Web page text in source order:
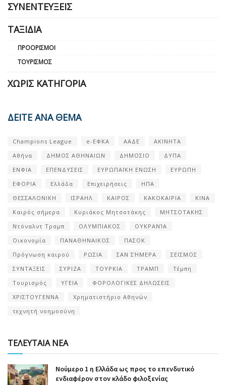
ΣΥΝΕΝΤΕΎΞΕΙΣ
ΤΑΞΊΔΙΑ
ΠΡΟΟΡΙΣΜΟΊ
ΤΟΥΡΙΣΜΌΣ
ΧΩΡΊΣ ΚΑΤΗΓΟΡΊΑ
ΔΕΙΤΕ ΑΝΑ ΘΕΜΑ
Champions League e-ΕΦΚΑ ΑΑΔΕ
ΑΚΙΝΗΤΑ
Αθήνα
ΔΗΜΟΣ ΑΘΗΝΑΙΩΝ ΔΗΜΟΣΙΟ
ΔΥΠΑ
ΕΝΦΙΑ
ΕΠΕΝΔΥΣΕΙΣ ΕΥΡΩΠΑΪΚΗ ΕΝΩΣΗ
ΕΥΡΩΠΗ
ΕΦΟΡΙΑ
Ελλάδα Επιχειρήσεις
ΗΠΑ
ΘΕΣΣΑΛΟΝΙΚΗ
ΙΣΡΑΗΛ ΚΑΙΡΟΣ ΚΑΚΟΚΑΙΡΙΑ
ΚΙΝΑ
Καιρός σήμερα
Κυριάκος Μητσοτάκης
ΜΗΤΣΟΤΑΚΗΣ
Ντόναλντ Τραμπ
ΟΛΥΜΠΙΑΚΟΣ
ΟΥΚΡΑΝΊΑ
Οικονομία
ΠΑΝΑΘΗΝΑΙΚΟΣ
ΠΑΣΟΚ
Πρόγνωση καιρού
ΡΩΣΙΑ ΣΑΝ ΣΉΜΕΡΑ
ΣΕΙΣΜΟΣ
ΣΥΝΤΑΞΕΙΣ
ΣΥΡΙΖΑ ΤΟΥΡΚΙΑ ΤΡΑΜΠ
Τέμπη
Τουρισμός
ΥΓΕΙΑ
ΦΟΡΟΛΟΓΙΚΕΣ ΔΗΛΩΣΕΙΣ
ΧΡΙΣΤΟΥΓΕΝΝΑ
Χρηματιστήριο Αθηνών
τεχνητή νοημοσύνη
ΤΕΛΕΥΤΑΙΑ ΝΕΑ
Nούμερο 1 η Ελλάδα ως προς το επενδυτικό
ενδιαφέρον στον κλάδο φιλοξενίας